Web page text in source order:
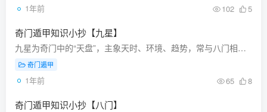
1年前 102 5
奇门遁甲知识小抄【九星】
九星为奇门中的“天盘”，主象天时、环境、趋势，常与八门相结合，用于判断客观环境因素对人事的影响。 星名驻地五行星性吉凶天蓬星北坎宫水淫逸、水厄、盗贼凶天芮星西南坤宫土疾病、虚弱、病...
奇门遁甲
1年前 65 8
奇门遁甲知识小抄【八门】